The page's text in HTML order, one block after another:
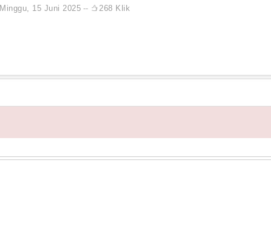
Minggu, 15 Juni 2025 268 Klik